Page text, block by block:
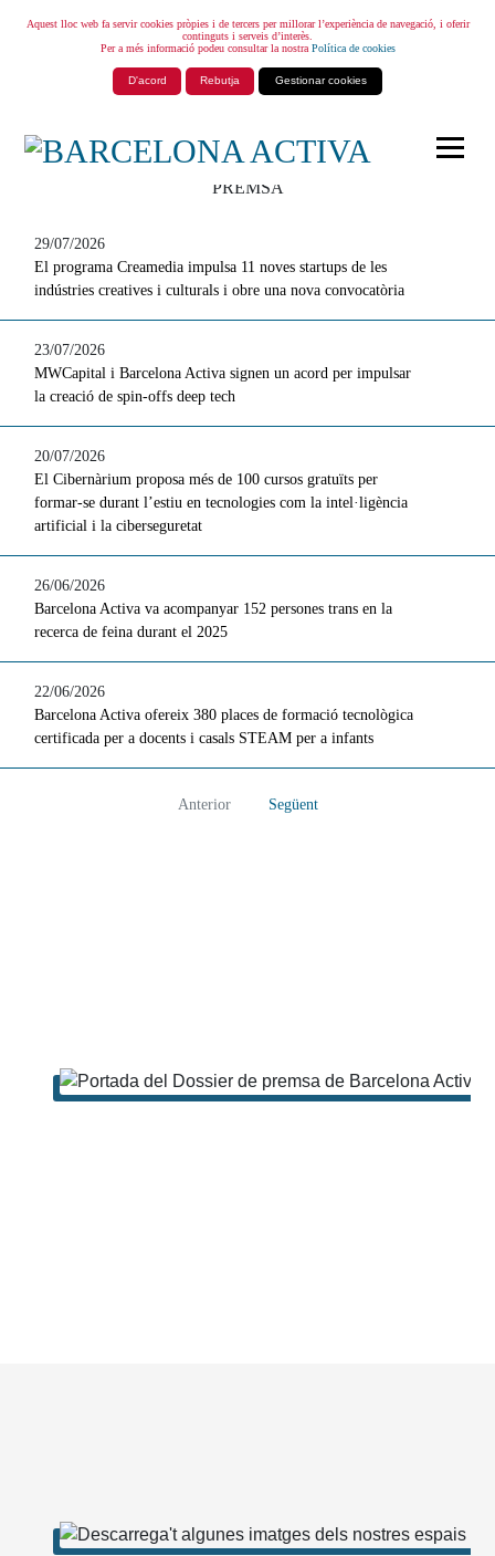
Aquest lloc web fa servir cookies pròpies i de tercers per millorar l’experiència de navegació, i oferir
continguts i serveis d’interès.
Per a més informació podeu consultar la nostra Política de cookies
D'acord Rebutja Gestionar cookies
PREMSA
29/07/2026
El programa Creamedia impulsa 11 noves startups de les
indústries creatives i culturals i obre una nova convocatòria
23/07/2026
MWCapital i Barcelona Activa signen un acord per impulsar
la creació de spin-offs deep tech
20/07/2026
El Cibernàrium proposa més de 100 cursos gratuïts per
formar-se durant l’estiu en tecnologies com la intel·ligència
artificial i la ciberseguretat
26/06/2026
Barcelona Activa va acompanyar 152 persones trans en la
recerca de feina durant el 2025
22/06/2026
Barcelona Activa ofereix 380 places de formació tecnològica
certificada per a docents i casals STEAM per a infants
Anterior Següent